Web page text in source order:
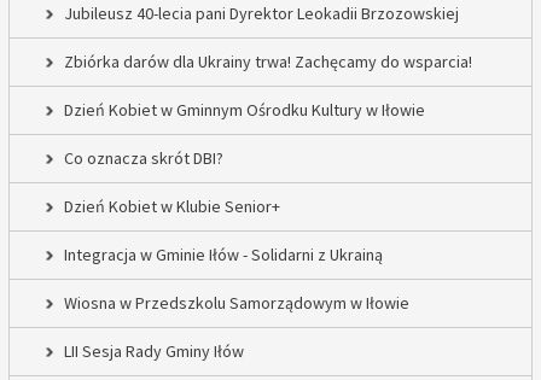
Jubileusz 40-lecia pani Dyrektor Leokadii Brzozowskiej
Zbiórka darów dla Ukrainy trwa! Zachęcamy do wsparcia!
Dzień Kobiet w Gminnym Ośrodku Kultury w Iłowie
Co oznacza skrót DBI?
Dzień Kobiet w Klubie Senior+
Integracja w Gminie Iłów - Solidarni z Ukrainą
Wiosna w Przedszkolu Samorządowym w Iłowie
LII Sesja Rady Gminy Iłów